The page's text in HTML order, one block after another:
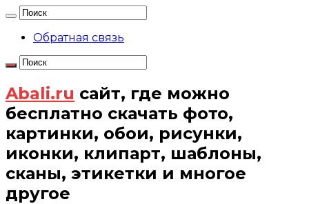
Обратная связь
Abali.ru сайт, где можно
бесплатно скачать фото,
картинки, обои, рисунки,
иконки, клипарт, шаблоны,
сканы, этикетки и многое
другое